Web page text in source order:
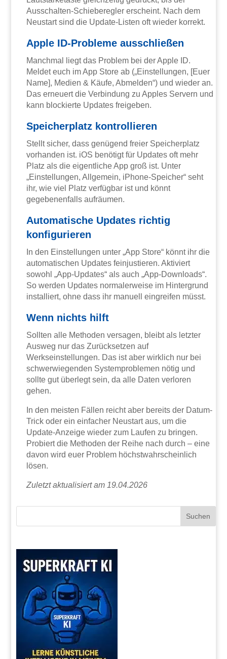
Ausschalten-Schieberegler erscheint. Nach dem
Neustart sind die Update-Listen oft wieder korrekt.
Apple ID-Probleme ausschließen
Manchmal liegt das Problem bei der Apple ID.
Meldet euch im App Store ab („Einstellungen, [Euer
Name], Medien & Käufe, Abmelden“) und wieder an.
Das erneuert die Verbindung zu Apples Servern und
kann blockierte Updates freigeben.
Speicherplatz kontrollieren
Stellt sicher, dass genügend freier Speicherplatz
vorhanden ist. iOS benötigt für Updates oft mehr
Platz als die eigentliche App groß ist. Unter
„Einstellungen, Allgemein, iPhone-Speicher“ seht
ihr, wie viel Platz verfügbar ist und könnt
gegebenenfalls aufräumen.
Automatische Updates richtig
konfigurieren
In den Einstellungen unter „App Store“ könnt ihr die
automatischen Updates feinjustieren. Aktiviert
sowohl „App-Updates“ als auch „App-Downloads“.
So werden Updates normalerweise im Hintergrund
installiert, ohne dass ihr manuell eingreifen müsst.
Wenn nichts hilft
Sollten alle Methoden versagen, bleibt als letzter
Ausweg nur das Zurücksetzen auf
Werkseinstellungen. Das ist aber wirklich nur bei
schwerwiegenden Systemproblemen nötig und
sollte gut überlegt sein, da alle Daten verloren
gehen.
In den meisten Fällen reicht aber bereits der Datum-
Trick oder ein einfacher Neustart aus, um die
Update-Anzeige wieder zum Laufen zu bringen.
Probiert die Methoden der Reihe nach durch – eine
davon wird euer Problem höchstwahrscheinlich
lösen.
Zuletzt aktualisiert am 19.04.2026